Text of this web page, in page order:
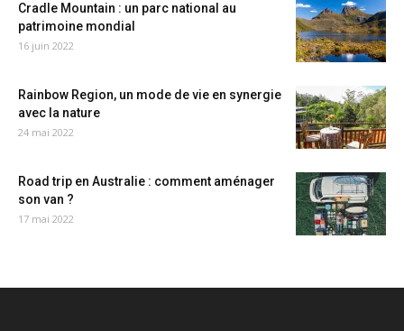
Cradle Mountain : un parc national au
patrimoine mondial
16 juin 2022
Rainbow Region, un mode de vie en synergie
avec la nature
24 mai 2022
Road trip en Australie : comment aménager
son van ?
17 mai 2022